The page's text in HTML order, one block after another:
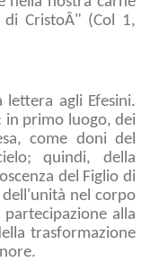
CristoÂ" (Col 1,
lettera agli Efesini.
in primo luogo, dei
come doni del
quindi, della
del Figlio di
nel corpo
alla
trasformazione